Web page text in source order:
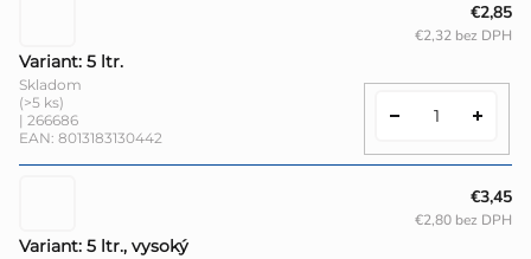
Variant: 5 ltr.
Skladom
(>5 ks)
| 266686
EAN: 8013183130442
€2,85
€2,32 bez DPH
Variant: 5 ltr., vysoký
€3,45
€2,80 bez DPH